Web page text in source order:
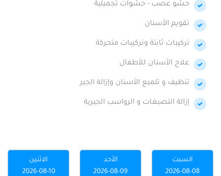
حشو عصب - حشوات تجميلية
تقويم الأسنان
تركيبات ثابتة وتركيبات متحركة
علاج الأسنان للأطفال
تنظيف و تلميع الأسنان وإزالة الجير
إزالة التصبغات و الرواسب الجيرية
السبت
2026-08-08
الأحد
2026-08-09
الاثنين
2026-08-10